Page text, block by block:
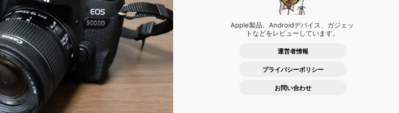
Apple製品、Androidデバイス、ガジェッ
トなどをレビューしています。
運営者情報
プライバシーポリシー
お問い合わせ